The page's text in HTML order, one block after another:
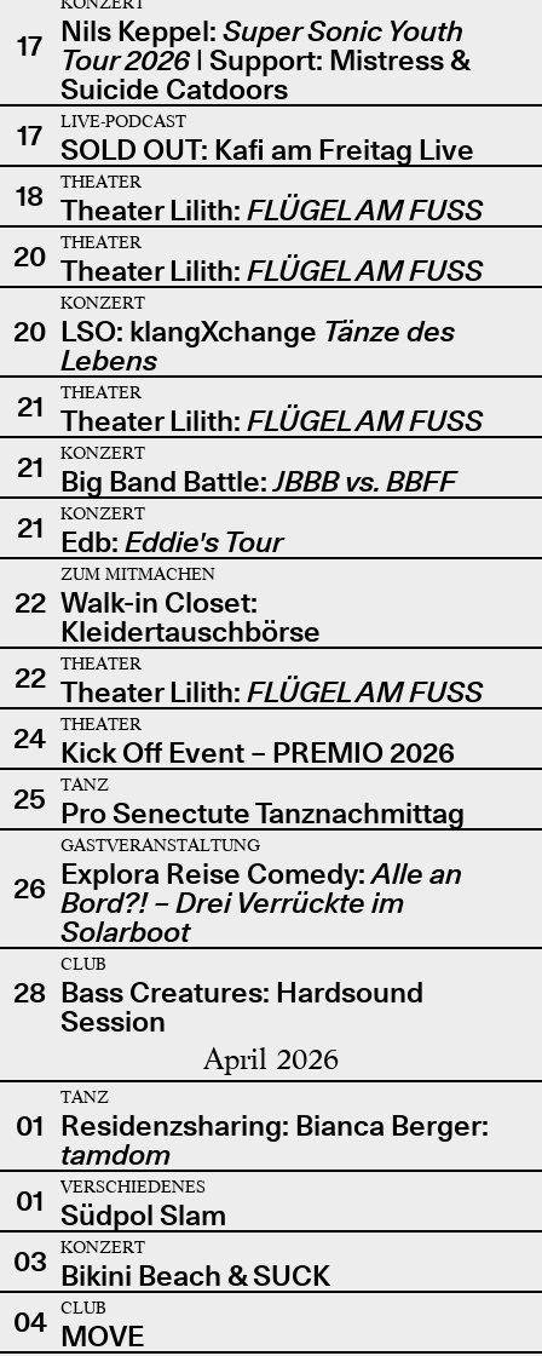
17 Nils Keppel: Super Sonic Youth
Tour 2026| Support: Mistress &
Suicide Catdoors
17
LIVE-PODCAST
SOLD OUT: Kafi am Freitag Live
18
THEATER
Theater Lilith: FLÜGEL AM FUSS
20
THEATER
Theater Lilith: FLÜGEL AM FUSS
20
KONZERT
LSO: klangXchange Tänze des
Lebens
21
THEATER
Theater Lilith: FLÜGEL AM FUSS
21
KONZERT
Big Band Battle:JBBB vs. BBFF
21
KONZERT
Edb: Eddie's Tour
22
ZUM MITMACHEN
Walk-in Closet:
Kleidertauschbörse
22
THEATER
Theater Lilith: FLÜGEL AM FUSS
24
THEATER
Kick Off Event – PREMIO 2026
25
TANZ
Pro Senectute Tanznachmittag
26
GASTVERANSTALTUNG
Explora Reise Comedy:Alle an
Bord?! – Drei Verrückte im
Solarboot
28
CLUB
Bass Creatures: Hardsound
Session
April 2026
01
TANZ
Residenzsharing: Bianca Berger:
tamdom
01
VERSCHIEDENES
Südpol Slam
03
KONZERT
Bikini Beach & SUCK
04
CLUB
MOVE